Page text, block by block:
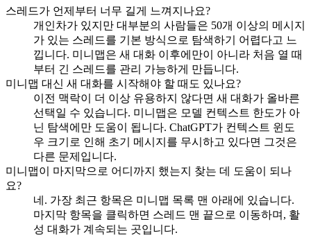
스레드가 언제부터 너무 길게 느껴지나요?
개인차가 있지만 대부분의 사람들은 50개 이상의 메시지
가 있는 스레드를 기본 방식으로 탐색하기 어렵다고 느
낍니다. 미니맵은 새 대화 이후에만이 아니라 처음 열 때
부터 긴 스레드를 관리 가능하게 만듭니다.
미니맵 대신 새 대화를 시작해야 할 때도 있나요?
이전 맥락이 더 이상 유용하지 않다면 새 대화가 올바른
선택일 수 있습니다. 미니맵은 모델 컨텍스트 한도가 아
닌 탐색에만 도움이 됩니다. ChatGPT가 컨텍스트 윈도
우 크기로 인해 초기 메시지를 무시하고 있다면 그것은
다른 문제입니다.
미니맵이 마지막으로 어디까지 했는지 찾는 데 도움이 되나
요?
네. 가장 최근 항목은 미니맵 목록 맨 아래에 있습니다.
마지막 항목을 클릭하면 스레드 맨 끝으로 이동하며, 활
성 대화가 계속되는 곳입니다.